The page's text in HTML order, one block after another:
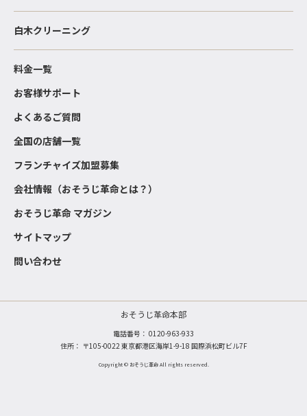
白木クリーニング
料金一覧
お客様サポート
よくあるご質問
全国の店舗一覧
フランチャイズ加盟募集
会社情報（おそうじ革命とは？）
おそうじ革命 マガジン
サイトマップ
問い合わせ
おそうじ革命本部
電話番号： 0120-963-933
住所： 〒105-0022 東京都港区海岸1-9-18 国際浜松町ビル7F
Copyright © おそうじ革命 All rights reserved.